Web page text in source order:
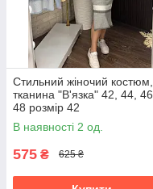
Стильний жіночий костюм,
тканина "В'язка" 42, 44, 46,
48 розмір 42
В наявності 2 од.
575 ₴ 625 ₴